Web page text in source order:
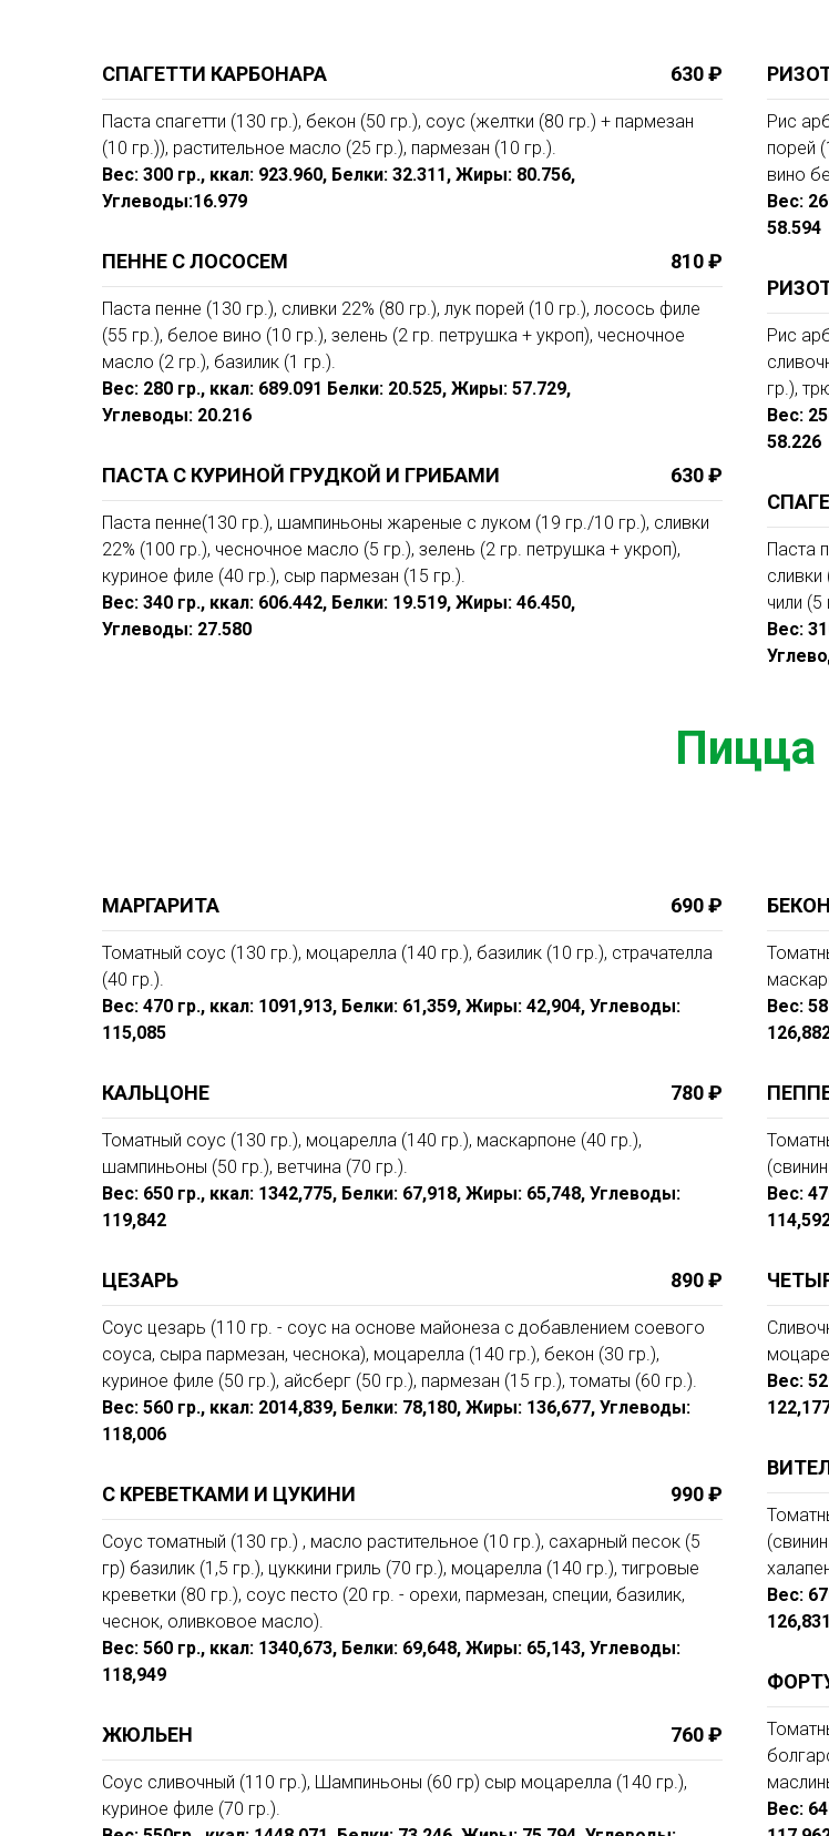
СПАГЕТТИ КАРБОНАРА 630 ₽
Паста спагетти (130 гр.), бекон (50 гр.), соус (желтки (80 гр.) + пармезан
(10 гр.)), растительное масло (25 гр.), пармезан (10 гр.).
Вес: 300 гр., ккал: 923.960, Белки: 32.311, Жиры: 80.756,
Углеводы:16.979
ПЕННЕ С ЛОСОСЕМ 810 ₽
Паста пенне (130 гр.), сливки 22% (80 гр.), лук порей (10 гр.), лосось филе
(55 гр.), белое вино (10 гр.), зелень (2 гр. петрушка + укроп), чесночное
масло (2 гр.), базилик (1 гр.).
Вес: 280 гр., ккал: 689.091 Белки: 20.525, Жиры: 57.729,
Углеводы: 20.216
ПАСТА С КУРИНОЙ ГРУДКОЙ И ГРИБАМИ 630 ₽
Паста пенне(130 гр.), шампиньоны жареные с луком (19 гр./10 гр.), сливки
22% (100 гр.), чесночное масло (5 гр.), зелень (2 гр. петрушка + укроп),
куриное филе (40 гр.), сыр пармезан (15 гр.).
Вес: 340 гр., ккал: 606.442, Белки: 19.519, Жиры: 46.450,
Углеводы: 27.580
Рис
порей
вино
Вес:
58.594
Рис
гр.),
Вес:
58.226
Паста
чили (5
Вес:
Пицца
МАРГАРИТА 690 ₽
Томатный соус (130 гр.), моцарелла (140 гр.), базилик (10 гр.), страчателла
(40 гр.).
Вес: 470 гр., ккал: 1091,913, Белки: 61,359, Жиры: 42,904, Углеводы:
115,085
КАЛЬЦОНЕ 780 ₽
Томатный соус (130 гр.), моцарелла (140 гр.), маскарпоне (40 гр.),
шампиньоны (50 гр.), ветчина (70 гр.).
Вес: 650 гр., ккал: 1342,775, Белки: 67,918, Жиры: 65,748, Углеводы:
119,842
ЦЕЗАРЬ 890 ₽
Соус цезарь (110 гр. - соус на основе майонеза с добавлением соевого
соуса, сыра пармезан, чеснока), моцарелла (140 гр.), бекон (30 гр.),
куриное филе (50 гр.), айсберг (50 гр.), пармезан (15 гр.), томаты (60 гр.).
Вес: 560 гр., ккал: 2014,839, Белки: 78,180, Жиры: 136,677, Углеводы:
118,006
С КРЕВЕТКАМИ И ЦУКИНИ 990 ₽
Соус томатный (130 гр.) , масло растительное (10 гр.), сахарный песок (5
гр) базилик (1,5 гр.), цуккини гриль (70 гр.), моцарелла (140 гр.), тигровые
креветки (80 гр.), соус песто (20 гр. - орехи, пармезан, специи, базилик,
чеснок, оливковое масло).
Вес: 560 гр., ккал: 1340,673, Белки: 69,648, Жиры: 65,143, Углеводы:
118,949
ЖЮЛЬЕН 760 ₽
Соус сливочный (110 гр.), Шампиньоны (60 гр) сыр моцарелла (140 гр.),
куриное филе (70 гр.).
Вес:
Вес:
Вес:
Вес:
126,831
Вес: